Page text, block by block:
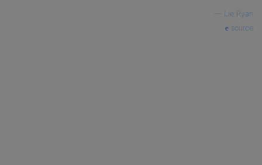
Lie Ryan
source